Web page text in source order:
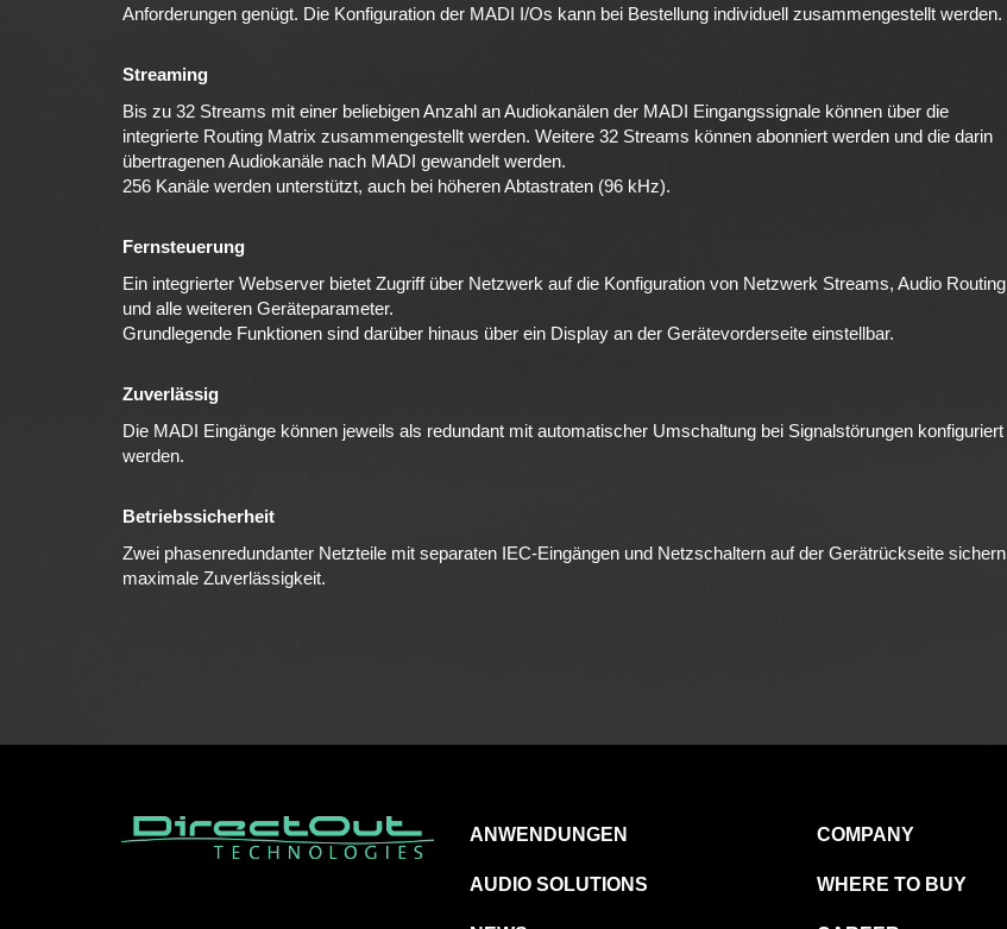
Anforderungen genügt. Die Konfiguration der MADI I/Os kann bei Bestellung individuell zusammengestellt werden.
Streaming
Bis zu 32 Streams mit einer beliebigen Anzahl an Audiokanälen der MADI Eingangssignale können über die
integrierte Routing Matrix zusammengestellt werden. Weitere 32 Streams können abonniert werden und die darin
übertragenen Audiokanäle nach MADI gewandelt werden.
256 Kanäle werden unterstützt, auch bei höheren Abtastraten (96 kHz).
Fernsteuerung
Ein integrierter Webserver bietet Zugriff über Netzwerk auf die Konfiguration von Netzwerk Streams, Audio Routing
und alle weiteren Geräteparameter.
Grundlegende Funktionen sind darüber hinaus über ein Display an der Gerätevorderseite einstellbar.
Zuverlässig
Die MADI Eingänge können jeweils als redundant mit automatischer Umschaltung bei Signalstörungen konfiguriert
werden.
Betriebssicherheit
Zwei phasenredundanter Netzteile mit separaten IEC-Eingängen und Netzschaltern auf der Gerätrückseite sichern
maximale Zuverlässigkeit.
ANWENDUNGEN
AUDIO SOLUTIONS
COMPANY
WHERE TO BUY